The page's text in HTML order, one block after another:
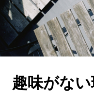
趣味がな